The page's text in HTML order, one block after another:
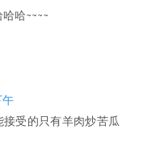
哈~~~~
午
受的只有羊肉炒苦瓜